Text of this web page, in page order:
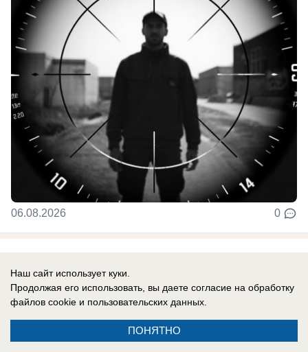
06.08.2026 0
До них начало доходить: отставной
главком ВСУ Залужный признал полное
Российская армия нашла противодействие
Наш сайт использует куки.
Продолжая его использовать, вы даете согласие на обработку
файлов cookie и пользовательских данных.
ПОНЯТНО